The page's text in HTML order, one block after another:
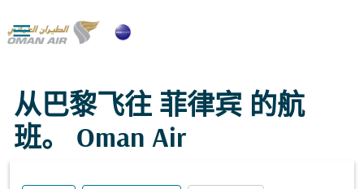

从巴黎飞往 菲律宾 的航
班。 Oman Air